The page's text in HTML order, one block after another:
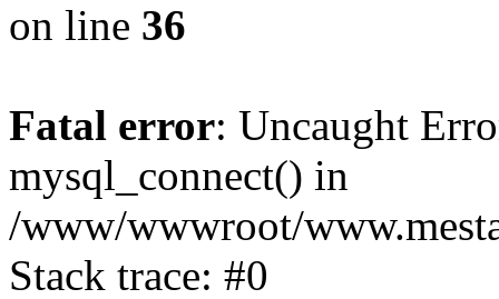
on line 36
Fatal error: Uncaught
mysql_connect() in
/www/wwwroot/
Stack trace: #0